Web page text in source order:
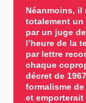
Néanmoins, il
totalement
par un juge
l’heure de la
par lettre
chaque
décret de
formalisme
et emporterait